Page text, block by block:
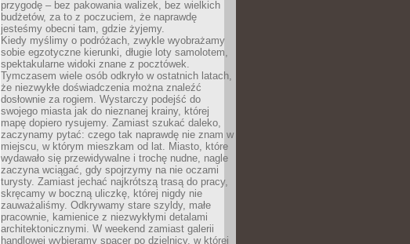
przygodę – bez pakowania walizek, bez wielkich
budżetów, za to z poczuciem, że naprawdę
jesteśmy obecni tam, gdzie żyjemy.
Kiedy myślimy o podróżach, zwykle wyobrażamy
sobie egzotyczne kierunki, długie loty samolotem,
spektakularne widoki znane z pocztówek.
Tymczasem wiele osób odkryło w ostatnich latach,
że niezwykłe doświadczenia można znaleźć
dosłownie za rogiem. Wystarczy podejść do
swojego miasta jak do nieznanej krainy, której
mapę dopiero rysujemy. Zamiast szukać daleko,
zaczynamy pytać: czego tak naprawdę nie znam w
miejscu, w którym mieszkam od lat. Miasto, które
wydawało się przewidywalne i trochę nudne, nagle
zaczyna wciągać, gdy spojrzymy na nie oczami
turysty. Zamiast jechać najkrótszą trasą do pracy,
skręcamy w boczną uliczkę, której nigdy nie
zauważaliśmy. Odkrywamy stare szyldy, małe
pracownie, kamienice z niezwykłymi detalami
architektonicznymi. W weekend zamiast galerii
handlowej wybieramy spacer po dzielnicy, w której